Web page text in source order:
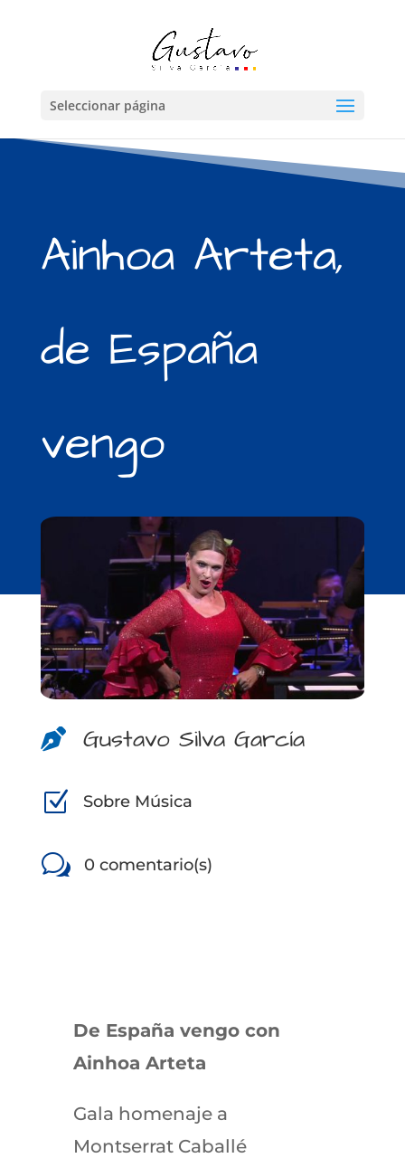
Seleccionar página
Ainhoa Arteta,
de España
vengo
 Gustavo Silva García
Z Sobre Música
w 0 comentario(s)
De España vengo con
Ainhoa Arteta
Gala homenaje a
Montserrat Caballé